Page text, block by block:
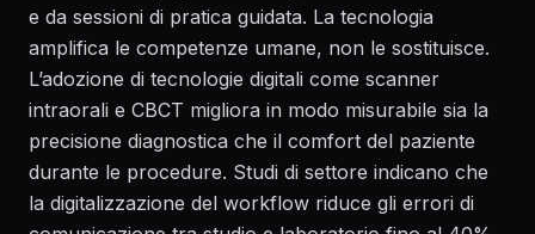
e da sessioni di pratica guidata. La tecnologia
amplifica le competenze umane, non le sostituisce.
L’adozione di tecnologie digitali come scanner
intraorali e CBCT migliora in modo misurabile sia la
precisione diagnostica che il comfort del paziente
durante le procedure. Studi di settore indicano che
la digitalizzazione del workflow riduce gli errori di